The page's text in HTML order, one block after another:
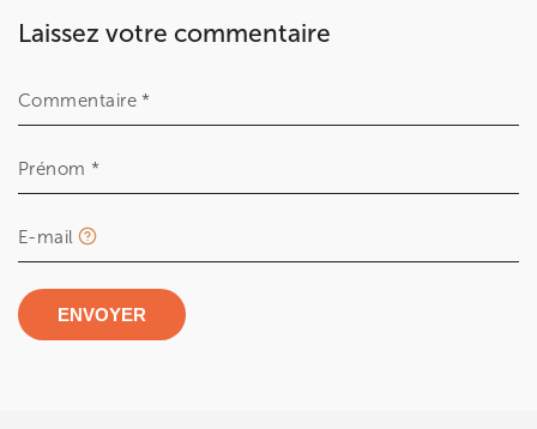
Laissez votre commentaire
Commentaire *
Prénom *
E-mail
ENVOYER